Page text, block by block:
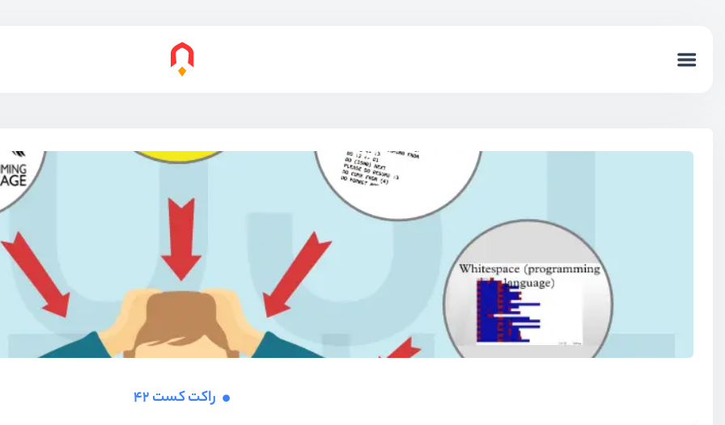
راکت کست 42